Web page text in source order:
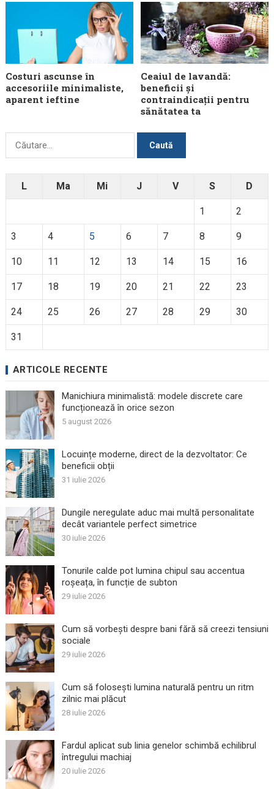
Costuri ascunse în
accesoriile minimaliste,
aparent ieftine
Ceaiul de lavandă:
beneficii și
contraindicații pentru
sănătatea ta
Caută
L Ma Mi J V S D
1 2
3 4 5 6 7 8 9
10 11 12 13 14 15 16
17 18 19 20 21 22 23
24 25 26 27 28 29 30
31
ARTICOLE RECENTE
Manichiura minimalistă: modele discrete care
funcționează în orice sezon
5 august 2026
Locuințe moderne, direct de la dezvoltator: Ce
beneficii obții
31 iulie 2026
Dungile neregulate aduc mai multă personalitate
decât variantele perfect simetrice
30 iulie 2026
Tonurile calde pot lumina chipul sau accentua
roșeața, în funcție de subton
29 iulie 2026
Cum să vorbești despre bani fără să creezi tensiuni
sociale
29 iulie 2026
Cum să folosești lumina naturală pentru un ritm
zilnic mai plăcut
28 iulie 2026
Fardul aplicat sub linia genelor schimbă echilibrul
întregului machiaj
20 iulie 2026